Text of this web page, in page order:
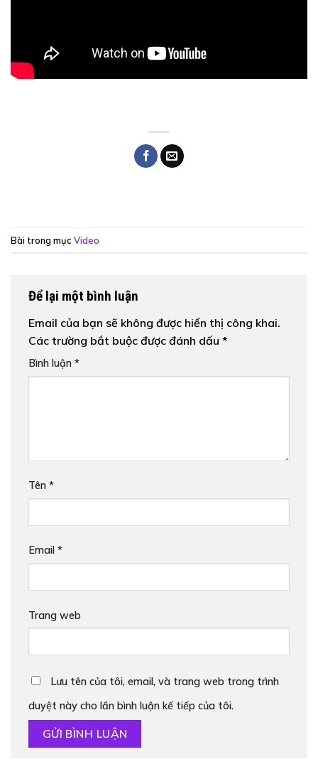
Bài trong mục Video
Để lại một bình luận
Email của bạn sẽ không được hiển thị công khai.
Các trường bắt buộc được đánh dấu *
Bình luận *
Tên *
Email *
Trang web
Lưu tên của tôi, email, và trang web trong trình
duyệt này cho lần bình luận kế tiếp của tôi.